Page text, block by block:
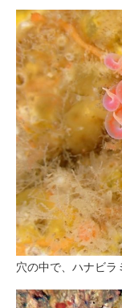
穴の中で、ハナビラ